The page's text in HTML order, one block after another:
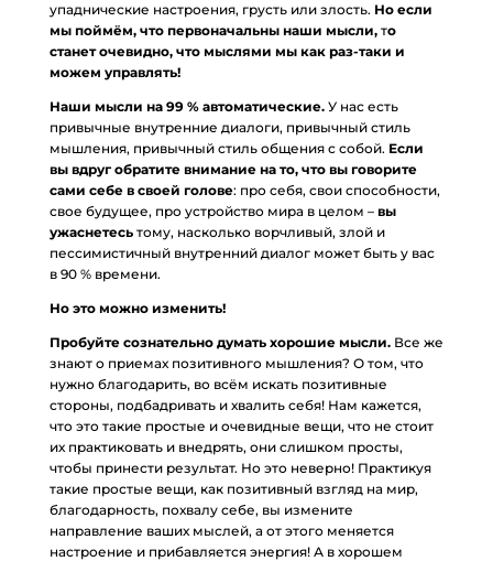
упаднические настроения, грусть или злость. Но если
мы поймём, что первоначальны наши мысли,то
станет очевидно, что мыслями мы как раз-таки и
можем управлять!
Наши мысли на 99 % автоматические.У нас есть
привычные внутренние диалоги, привычный стиль
мышления, привычный стиль общения с собой. Если
вы вдруг обратите внимание на то, что вы говорите
сами себе в своей голове: про себя, свои способности,
свое будущее, про устройство мира в целом – вы
ужаснетесьтому, насколько ворчливый, злой и
пессимистичный внутренний диалог может быть у вас
в 90 % времени.
Но это можно изменить!
Пробуйте сознательно думать хорошие мысли.Все же
знают о приемах позитивного мышления? О том, что
нужно благодарить, во всём искать позитивные
стороны, подбадривать и хвалить себя! Нам кажется,
что это такие простые и очевидные вещи, что не стоит
их практиковать и внедрять, они слишком просты,
чтобы принести результат. Но это неверно! Практикуя
такие простые вещи, как позитивный взгляд на мир,
благодарность, похвалу себе, вы измените
направление ваших мыслей, а от этого меняется
настроение и прибавляется энергия! А в хорошем